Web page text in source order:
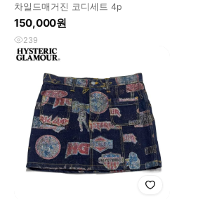
차일드매거진 코디세트 4p
150,000원
239